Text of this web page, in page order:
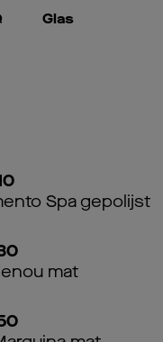
Glas
Spa gepolijst
mat